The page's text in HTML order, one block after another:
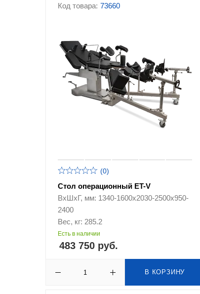
оборудование
Держатели и стойки для
Стерилизаторы
Стоматологическое
оборудование
Код товара: 73660
(0)
Стол операционный ET-V
ВхШхГ, мм: 1340-1600х2030-2500х950-
2400
Вес, кг: 285.2
Есть в наличии
483 750 руб.
В КОРЗИНУ